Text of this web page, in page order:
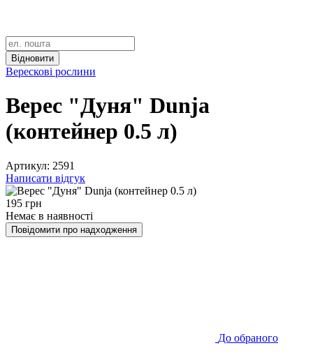
Відновити
Верескові рослини
Верес "Дуня" Dunja
(контейнер 0.5 л)
Артикул: 2591
Написати відгук
195 грн
Немає в наявності
Повідомити про надходження
До обраного